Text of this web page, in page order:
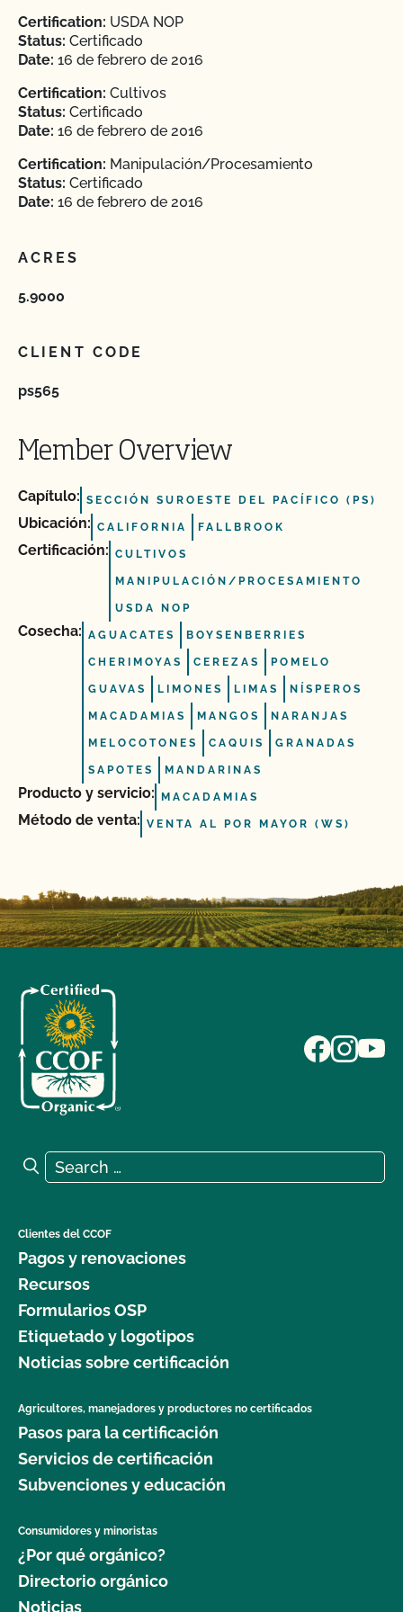
Certification: USDA NOP
Status: Certificado
Date: 16 de febrero de 2016
Certification: Cultivos
Status: Certificado
Date: 16 de febrero de 2016
Certification: Manipulación/Procesamiento
Status: Certificado
Date: 16 de febrero de 2016
ACRES
5.9000
CLIENT CODE
ps565
Member Overview
Capítulo: SECCIÓN SUROESTE DEL PACÍFICO (PS)
Ubicación: CALIFORNIA FALLBROOK
Certificación: CULTIVOS
MANIPULACIÓN/PROCESAMIENTO
USDA NOP
Cosecha: AGUACATES BOYSENBERRIES
CHERIMOYAS CEREZAS POMELO
GUAVAS LIMONES LIMAS NÍSPEROS
MACADAMIAS MANGOS NARANJAS
MELOCOTONES CAQUIS GRANADAS
SAPOTES MANDARINAS
Producto y servicio: MACADAMIAS
Método de venta: VENTA AL POR MAYOR (WS)
Search for:
Search
Clientes del CCOF
Pagos y renovaciones
Recursos
Formularios OSP
Etiquetado y logotipos
Noticias sobre certificación
Agricultores, manejadores y productores no certificados
Pasos para la certificación
Servicios de certificación
Subvenciones y educación
Consumidores y minoristas
¿Por qué orgánico?
Directorio orgánico
Noticias